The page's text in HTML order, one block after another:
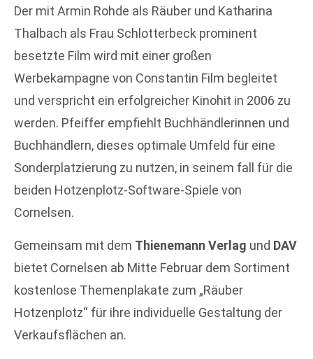
Der mit Armin Rohde als Räuber und Katharina
Thalbach als Frau Schlotterbeck prominent
besetzte Film wird mit einer großen
Werbekampagne von Constantin Film begleitet
und verspricht ein erfolgreicher Kinohit in 2006 zu
werden. Pfeiffer empfiehlt Buchhändlerinnen und
Buchhändlern, dieses optimale Umfeld für eine
Sonderplatzierung zu nutzen, in seinem fall für die
beiden Hotzenplotz-Software-Spiele von
Cornelsen.
Gemeinsam mit dem Thienemann Verlag und DAV
bietet Cornelsen ab Mitte Februar dem Sortiment
kostenlose Themenplakate zum „Räuber
Hotzenplotz“ für ihre individuelle Gestaltung der
Verkaufsflächen an.